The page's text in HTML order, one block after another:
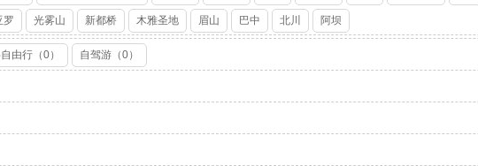
罗 光雾山 新都桥 木雅圣地 眉山 巴中 北川 阿坝
由行（0） 自驾游（0）